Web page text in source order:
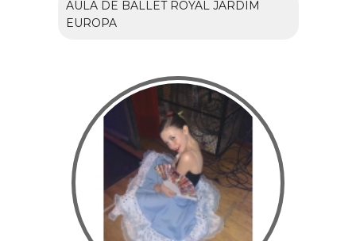
AULA DE BALLET ROYAL JARDIM
EUROPA